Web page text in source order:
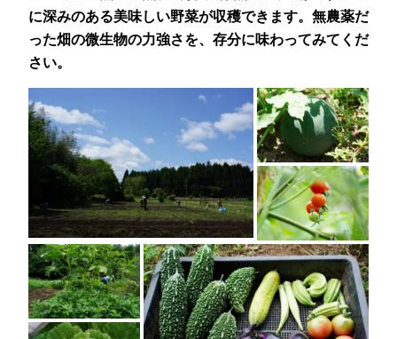
に深みのある美味しい野菜が収穫できます。無農薬だ
った畑の微生物の力強さを、存分に味わってみてくだ
さい。